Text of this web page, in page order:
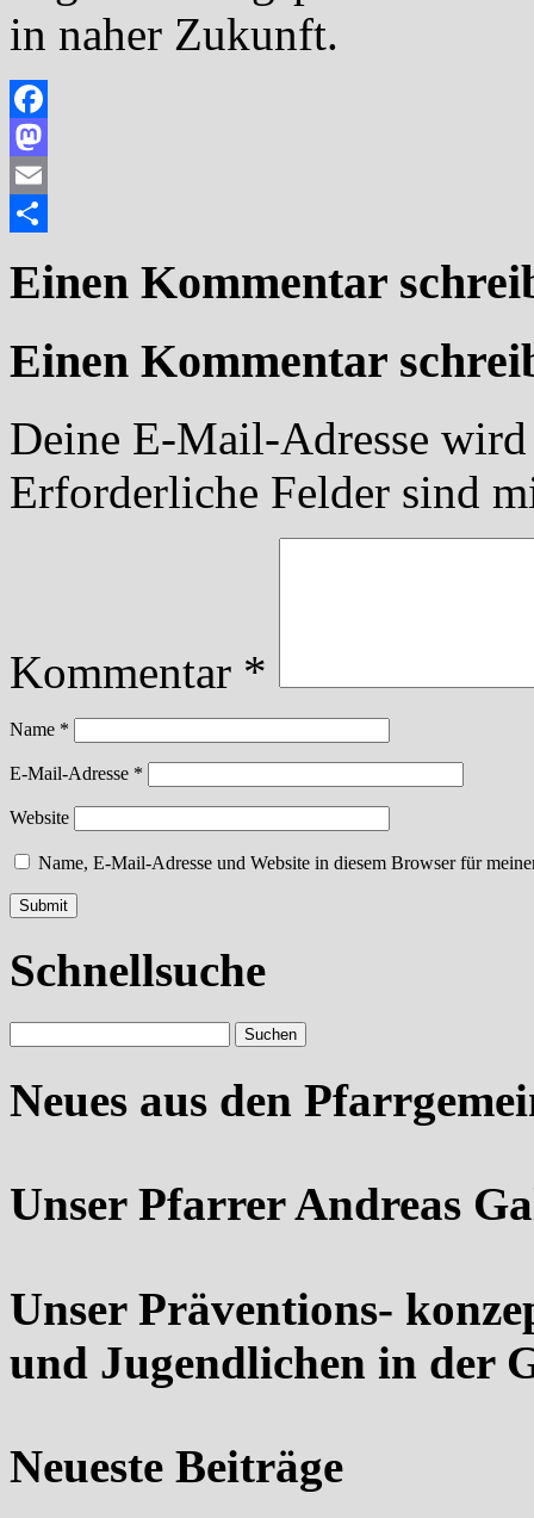
in naher Zukunft.
Facebook
Mastodon
Email
Einen Kommentar
Einen Kommentar
Deine E-Mail-Adresse
Erforderliche Felder sind
Kommentar *
Name *
E-Mail-Adresse *
Website
Name, E-Mail-Adresse und Website in diesem Browser für
Schnellsuche
Neues aus den
Unser Pfarrer Andreas
Unser Präventions-
und Jugendlichen in der
Neueste Beiträge